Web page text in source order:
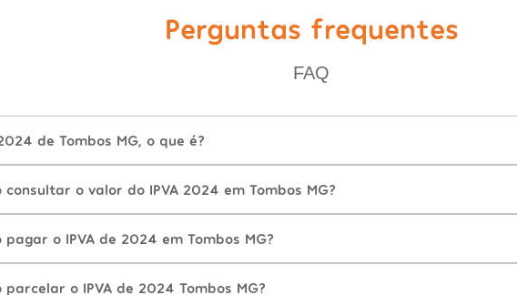
Perguntas frequentes
FAQ
de Tombos MG, o que é?
consultar o valor do IPVA 2024 em Tombos MG?
pagar o IPVA de 2024 em Tombos MG?
parcelar o IPVA de 2024 Tombos MG?